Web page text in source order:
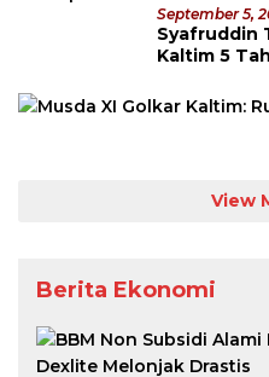
September 5,
Syafruddin
Kaltim 5
View
Berita Ekonomi